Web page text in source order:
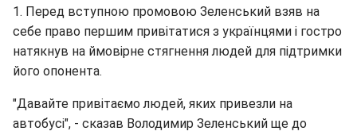
1. Перед вступною промовою Зеленський взяв на
себе право першим привітатися з українцями і гостро
натякнув на ймовірне стягнення людей для підтримки
його опонента.
"Давайте привітаємо людей, яких привезли на
автобусі", - сказав Володимир Зеленський ще до